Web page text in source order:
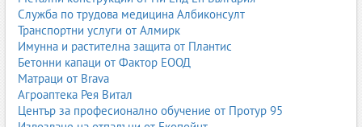
Служба по трудова медицина Албиконсулт
Транспортни услуги от Алмирк
Имунна и растителна защита от Плантис
Бетонни капаци от Фактор ЕООД
Матраци от Brava
Агроаптека Рея Витал
Център за професионално обучение от Протур 95